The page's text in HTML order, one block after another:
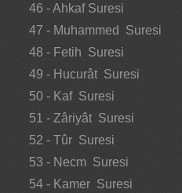
46 - Ahkaf Suresi
47 - Muhammed Suresi
48 - Fetih Suresi
49 - Hucurât Suresi
50 - Kaf Suresi
51 - Zâriyât Suresi
52 - Tûr Suresi
53 - Necm Suresi
54 - Kamer Suresi